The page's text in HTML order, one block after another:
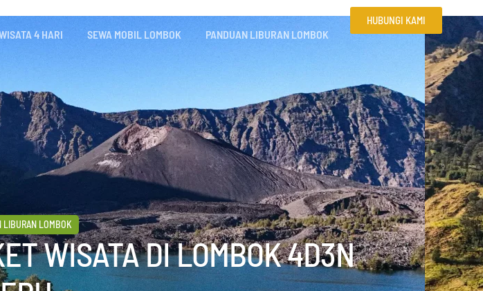
4 HARI SEWA MOBIL LOMBOK PANDUAN LIBURAN LOMBOK
HUBUNGI KAMI
LIBURAN LOMBOK
WISATA DI LOMBOK 4D3N